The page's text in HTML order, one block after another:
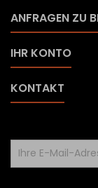
ANFRAGEN ZU
IHR KONTO
KONTAKT